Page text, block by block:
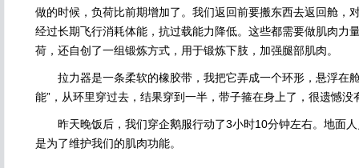
做的时候，负荷比前期增加了。我们返回前要搬东西去返回舱，
经过长期飞行消耗体能，抗过载能力降低。这些都需要做肌肉力
荷，还自创了一组锻炼方式，用于锻炼下肢，加强腿部肌肉。
拉力器是一条柔软的橡胶带，我把它弄成一个环形，悬浮在
能”，从环里穿过去，结果穿到一半，带子箍在身上了，很遗憾没
昨天晚饭后，我们穿企鹅服行动了3小时10分钟左右。地面人
是为了维护我们的肌肉功能。